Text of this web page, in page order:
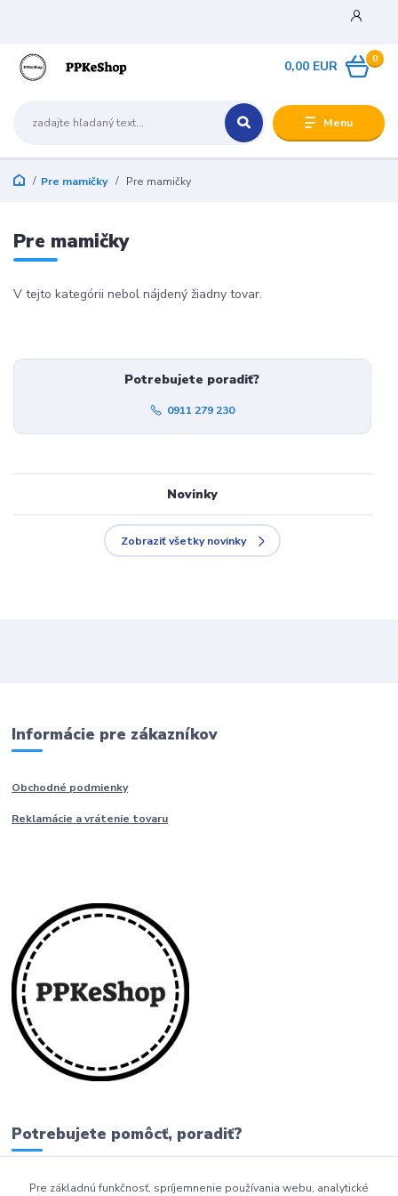
Menu
0
0,00 EUR
Pre mamičky Pre mamičky
Pre mamičky
V tejto kategórii nebol nájdený žiadny tovar.
Potrebujete poradiť?
0911 279 230
Novinky
Zobraziť všetky novinky
Informácie pre zákazníkov
Obchodné podmienky
Reklamácie a vrátenie tovaru
Potrebujete pomôcť, poradiť?
0911 279 230
Pre základnú funkčnosť, spríjemnenie používania webu, analytické